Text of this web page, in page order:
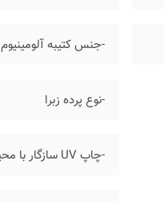
-جنس کتیبه آلومینیوم
-نوع پرده زبرا
-چاپ UV سازگار با محیط داخلی